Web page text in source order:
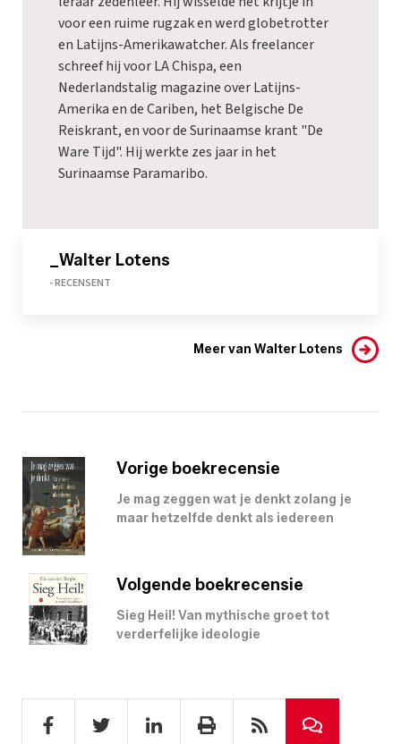
voor een ruime rugzak en werd globetrotter
en Latijns-Amerikawatcher. Als freelancer
schreef hij voor LA Chispa, een
Nederlandstalig magazine over Latijns-
Amerika en de Cariben, het Belgische De
Reiskrant, en voor de Surinaamse krant "De
Ware Tijd". Hij werkte zes jaar in het
Surinaamse Paramaribo.
_Walter Lotens
- RECENSENT
Meer van Walter Lotens
Vorige boekrecensie
Je mag zeggen wat je denkt zolang je
maar hetzelfde denkt als iedereen
Volgende boekrecensie
Sieg Heil! Van mythische groet tot
verderfelijke ideologie